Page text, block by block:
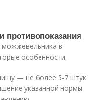
противопоказания
можжевельника в
особенности.
— не более 5-7 штук
указанной нормы